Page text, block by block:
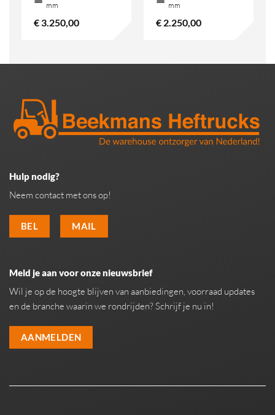
mm
€3.250,00
mm
€2.250,00
Hulp nodig?
Neem contact met ons op!
BEL MAIL
Meld je aan voor onze nieuwsbrief
Wil je op de hoogte blijven van aanbiedingen, voorraad updates
en de branche waarin we rondrijden? Schrijf je nu in!
AANMELDEN